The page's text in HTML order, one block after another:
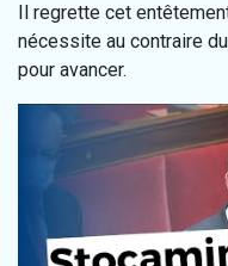
Il regrette cet
nécessite au contraire
pour avancer.